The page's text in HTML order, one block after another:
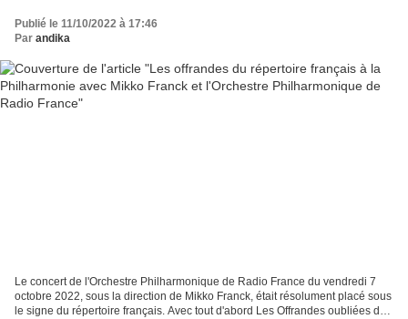
Publié le 11/10/2022 à 17:46
Par andika
Le concert de l'Orchestre Philharmonique de Radio France du vendredi 7
octobre 2022, sous la direction de Mikko Franck, était résolument placé sous
le signe du répertoire français. Avec tout d'abord Les Offrandes oubliées du